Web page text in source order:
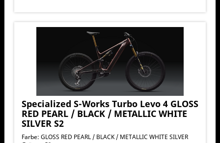
Specialized S-Works Turbo Levo 4 GLOSS
RED PEARL / BLACK / METALLIC WHITE
SILVER S2
Farbe: GLOSS RED PEARL / BLACK / METALLIC WHITE SILVER